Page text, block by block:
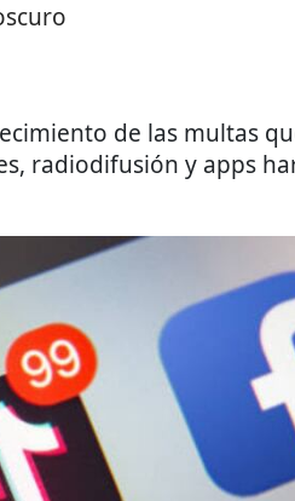
de las multas
radiodifusión y apps